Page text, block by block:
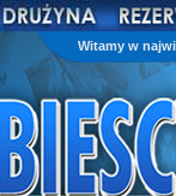
Witamy w